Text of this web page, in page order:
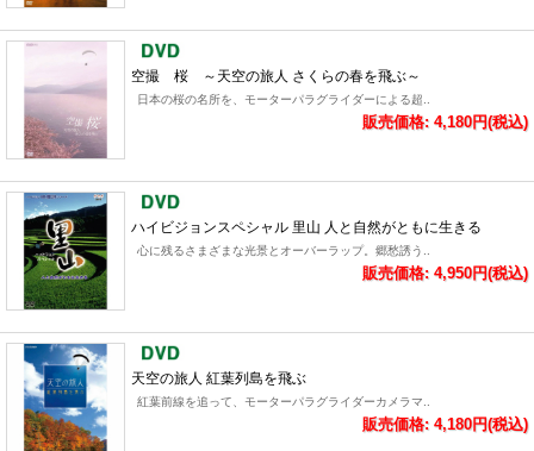
空撮 桜 ～天空の旅人 さくらの春を飛ぶ～
日本の桜の名所を、モーターパラグライダーによる超..
販売価格: 4,180円(税込)
ハイビジョンスペシャル 里山 人と自然がともに生きる
心に残るさまざまな光景とオーバーラップ。郷愁誘う..
販売価格: 4,950円(税込)
天空の旅人 紅葉列島を飛ぶ
紅葉前線を追って、モーターパラグライダーカメラマ..
販売価格: 4,180円(税込)